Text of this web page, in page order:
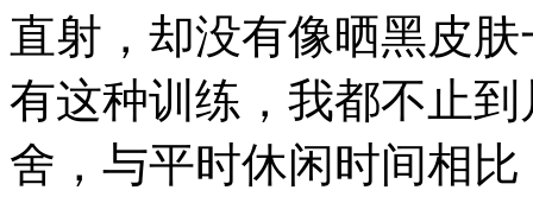
直射，却没有像晒黑皮
有这种训练，我都不止
舍，与平时休闲时间相